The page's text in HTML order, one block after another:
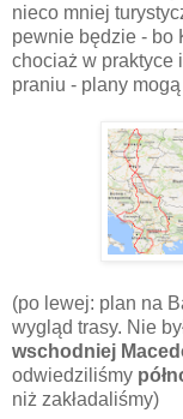
nieco mniej
pewnie będzie - bo
chociaż w praktyce
praniu - plany
(po lewej: plan na
wygląd trasy. Nie
wschodniej
odwiedziliśmy
niż zakładaliśmy)